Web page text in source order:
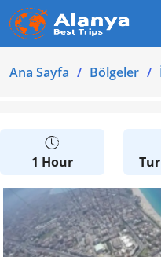
Ana Sayfa Bölgeler
1 Hour